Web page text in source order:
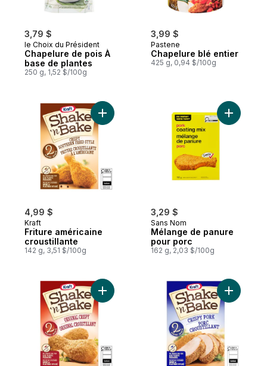
3,79 $
le Choix du Président
Chapelure de pois À
base de plantes
250 g, 1,52 $/100g
3,99 $
Pastene
Chapelure blé entier
425 g, 0,94 $/100g
4,99 $
Kraft
Friture américaine
croustillante
142 g, 3,51 $/100g
Ajouter Friture américaine croustillante au
3,29 $
Sans Nom
Mélange de panure
pour porc
162 g, 2,03 $/100g
Ajouter
Ajouter Panure assaisonnée Original au
Ajouter